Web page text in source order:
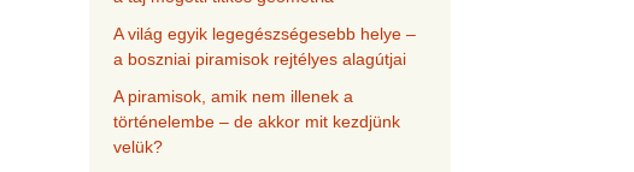
A világ egyik legegészségesebb helye –
a boszniai piramisok rejtélyes alagútjai
A piramisok, amik nem illenek a
történelembe – de akkor mit kezdjünk
velük?